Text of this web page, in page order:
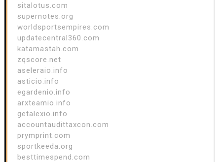
sitalotus.com
supernotes.org
worldsportsempires.com
updatecentral360.com
katamastah.com
zqscore.net
aseleraio.info
asticio.info
egardenio.info
arxteamio.info
getalexio.info
accountaudittaxcon.com
prymprint.com
sportkeeda.org
besttimespend.com